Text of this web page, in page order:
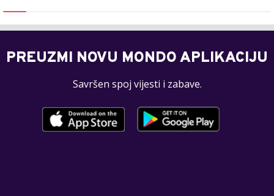
PREUZMI NOVU MONDO APLIKACIJU
Savršen spoj vijesti i zabave.